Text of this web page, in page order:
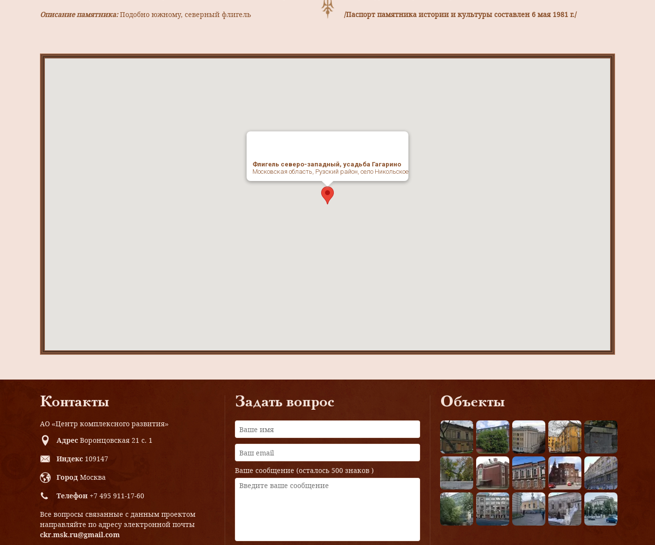
Описание памятника:Подобно южному, северный флигель /Паспорт памятника истории и культуры составлен 6 мая 1981 г./
Флигель северо-западный, усадьба Гагарино
Московская область, Рузский район, село Никольское
Контакты
АО «Центр комплексного развития»
Адрес Воронцовская 21 с. 1
Индекс 109147
Город Москва
Телефон +7 495 911-17-60
Все вопросы связанные с данным проектом
направляйте по адресу электронной почты
ckr.msk.ru@gmail.com
Задать вопрос
Ваше сообщение (осталось 500 знаков )
Объекты